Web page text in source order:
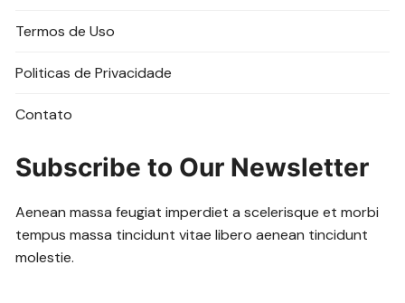
Termos de Uso
Politicas de Privacidade
Contato
Subscribe to Our Newsletter
Aenean massa feugiat imperdiet a scelerisque et morbi
tempus massa tincidunt vitae libero aenean tincidunt
molestie.